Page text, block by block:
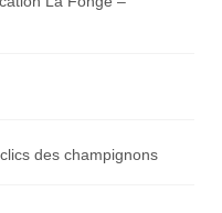
des champignons